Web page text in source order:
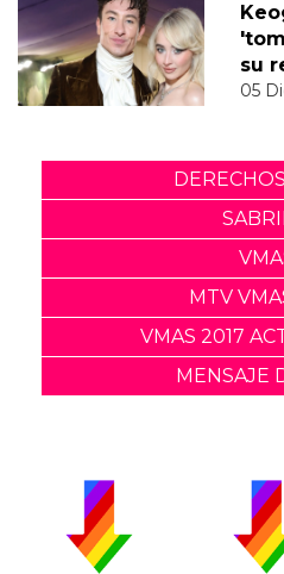
su
05
MTV
VMAS 2017
MENSAJE